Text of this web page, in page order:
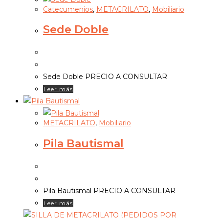
Catecumenios, METACRILATO, Mobiliario
Sede Doble
Sede Doble PRECIO A CONSULTAR
Leer más
METACRILATO, Mobiliario
Pila Bautismal
Pila Bautismal PRECIO A CONSULTAR
Leer más